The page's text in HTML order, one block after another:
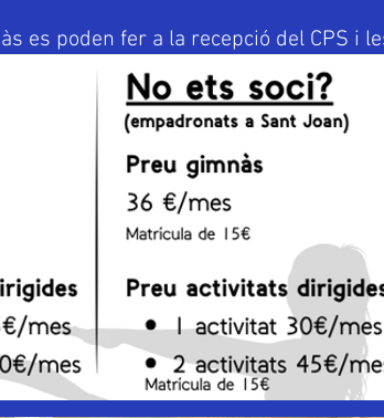
es poden fer a la recepció del CPS i